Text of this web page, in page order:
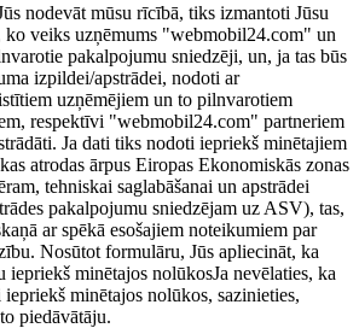
nodevāt mūsu rīcībā, tiks izmantoti Jūsu
ko veiks uzņēmums "webmobil24.com" un
pakalpojumu sniedzēji, un, ja tas būs
izpildei/apstrādei, nodoti ar
uzņēmējiem un to pilnvarotiem
respektīvi "webmobil24.com" partneriem
Ja dati tiks nodoti iepriekš minētajiem
atrodas ārpus Eiropas Ekonomiskās zonas
tehniskai saglabāšanai un apstrādei
pakalpojumu sniedzējam uz ASV), tas,
ar spēkā esošajiem noteikumiem par
Nosūtot formulāru, Jūs apliecināt, ka
iepriekš minētajos nolūkosJa nevēlaties, ka
minētajos nolūkos, sazinieties,
piedāvātāju.